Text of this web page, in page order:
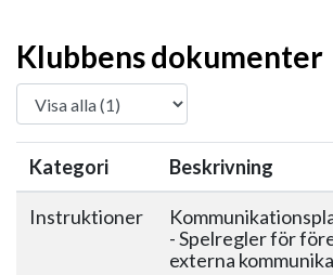
Klubbens dokumenter
Kategori Beskrivning
Instruktioner
- Spelregler för
externa